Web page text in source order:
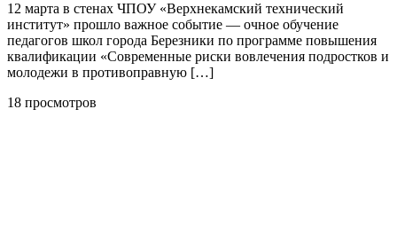
12 марта в стенах ЧПОУ «Верхнекамский технический
институт» прошло важное событие — очное обучение
педагогов школ города Березники по программе повышения
квалификации «Современные риски вовлечения подростков и
молодежи в противоправную […]
18 просмотров